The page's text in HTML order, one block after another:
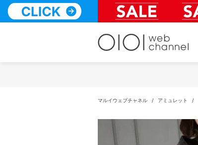
テ
マルイウェブチャネル / アミュレット /